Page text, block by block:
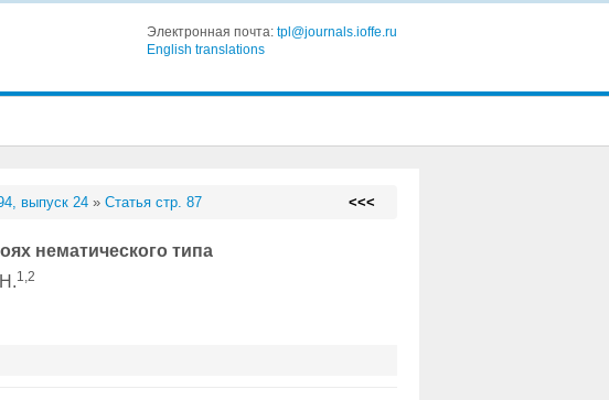
Электронная почта: tpl@journals.ioffe.ru
English translations
выпуск 24 »Статья стр. 87 <<<
нематического типа
1,2